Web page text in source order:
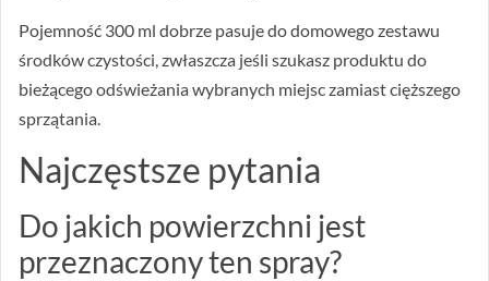
Pojemność 300 ml dobrze pasuje do domowego zestawu
środków czystości, zwłaszcza jeśli szukasz produktu do
bieżącego odświeżania wybranych miejsc zamiast cięższego
sprzątania.
Najczęstsze pytania
Do jakich powierzchni jest
przeznaczony ten spray?